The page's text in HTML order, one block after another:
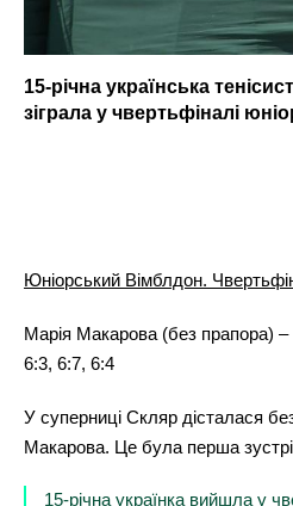
15-річна українська
зіграла у чвертьфіналі
Юніорський Вімблдон.
Марія Макарова (без прапора)
6:3, 6:7, 6:4
У суперниці Скляр дісталася
Макарова. Це була перша
15-річна українка вийшла у